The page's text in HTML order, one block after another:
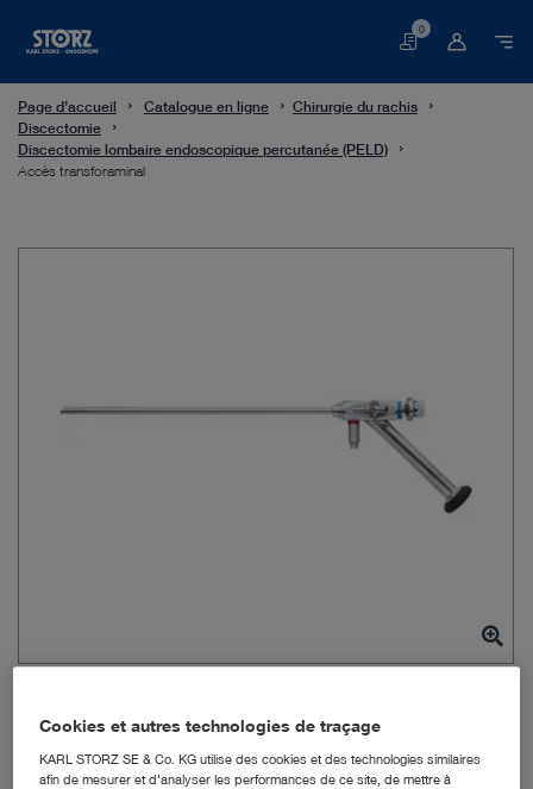
Panier
0
Page d’accueil Catalogue en ligne
Chirurgie du rachis
Discectomie
Discectomie lombaire endoscopique percutanée (PELD)
Accès transforaminal
Cookies et autres technologies de traçage
KARL STORZ SE & Co. KG utilise des cookies et des technologies similaires
afin de mesurer et d'analyser les performances de ce site, de mettre à